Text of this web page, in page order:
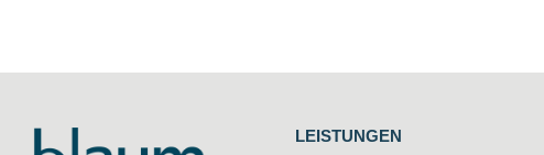
LEISTUNGEN